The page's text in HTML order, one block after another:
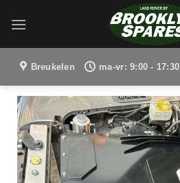
naar
Breukelen ma-vr: 9:00 - 17:30